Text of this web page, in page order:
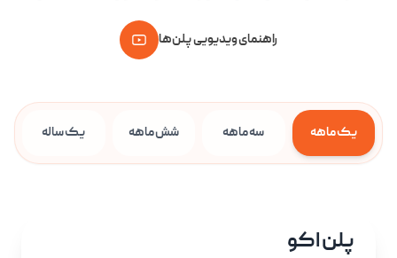
راهنمای ویدیویی پلن‌ها
یک ماهه سه ماهه شش ماهه یک ساله
پلن اکو